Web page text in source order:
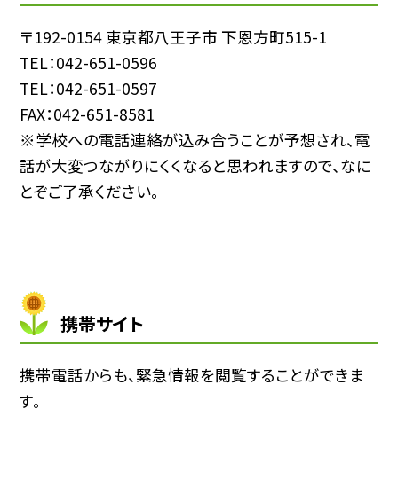
〒192-0154 東京都八王子市 下恩方町515-1
TEL：042-651-0596
TEL：042-651-0597
FAX：042-651-8581
※学校への電話連絡が込み合うことが予想され、電
話が大変つながりにくくなると思われますので、なに
とぞご了承ください。
携帯サイト
携帯電話からも、緊急情報を閲覧することができま
す。